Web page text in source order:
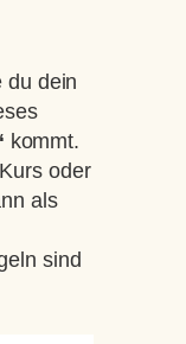
du dein
kommt.
oder
als
sind